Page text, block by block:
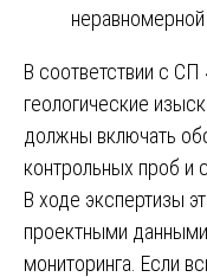
неравномерной
В соответствии с
геологические
должны включать
контрольных проб и
В ходе экспертизы
проектными
мониторинга. Если